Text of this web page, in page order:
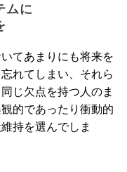
ムに
てあまりにも将来を
れてしまい、それら
じ欠点を持つ人のま
的であったり衝動的
持を選んでしま